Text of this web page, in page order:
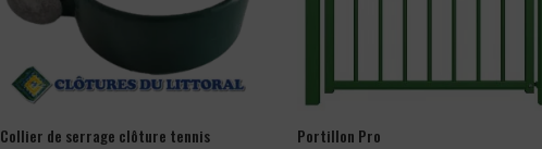
Collier de serrage clôture tennis
Portillon Pro